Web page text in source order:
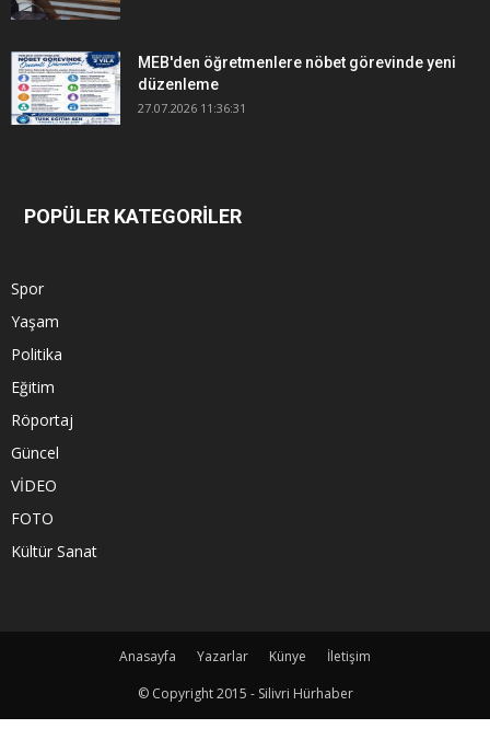
MEB'den öğretmenlere nöbet görevinde yeni
düzenleme
27.07.2026 11:36:31
POPÜLER KATEGORİLER
Spor
Yaşam
Politika
Eğitim
Röportaj
Güncel
VİDEO
FOTO
Kültür Sanat
Anasayfa Yazarlar Künye
İletişim
© Copyright 2015 - Silivri Hürhaber